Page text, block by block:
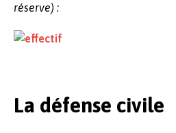
réserve) :
La défense civile